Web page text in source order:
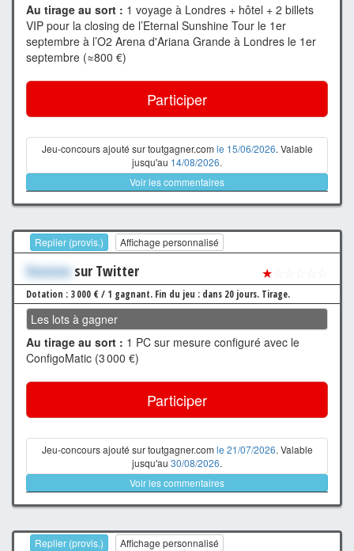
Au tirage au sort : 1 voyage à Londres + hôtel + 2 billets
VIP pour la closing de l’Eternal Sunshine Tour le 1er
septembre à l’O2 Arena d'Ariana Grande à Londres le 1er
septembre (≈800 €)
Participer
Jeu-concours ajouté sur toutgagner.com le 15/06/2026. Valable
jusqu'au 14/08/2026.
Voir les commentaires
Replier (provis.) Affichage personnalisé
Xxxxxxx sur Twitter ★
Dotation : 3 000 € / 1 gagnant. Fin du jeu : dans 20 jours. Tirage.
Les lots à gagner
Au tirage au sort : 1 PC sur mesure configuré avec le
ConfigoMatic (3 000 €)
Participer
Jeu-concours ajouté sur toutgagner.com le 21/07/2026. Valable
jusqu'au 30/08/2026.
Voir les commentaires
Replier (provis.) Affichage personnalisé